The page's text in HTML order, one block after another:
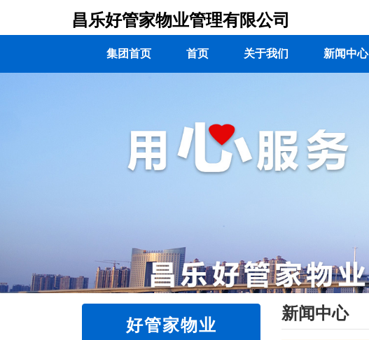
昌乐好管家物业管理有限公司
集团首页 首页 关于我们 新闻中心
新闻中心
好管家物业